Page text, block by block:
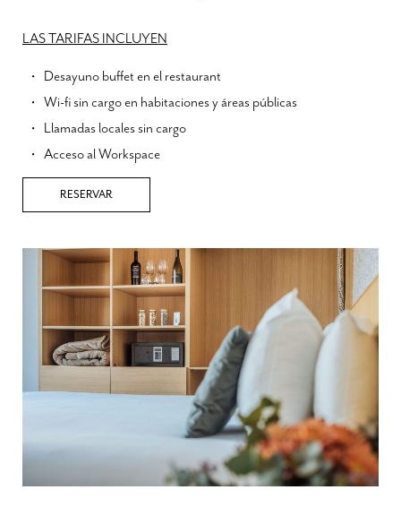
LAS TARIFAS INCLUYEN
Desayuno buffet en el restaurant
Wi-fi sin cargo en habitaciones y áreas públicas
Llamadas locales sin cargo
Acceso al Workspace
RESERVAR